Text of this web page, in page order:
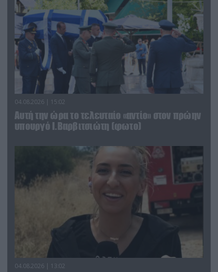
04.08.2026 | 15:02
Αυτή την ώρα το τελευταίο «αντίο» στον πρώην
υπουργό Ι.Βαρβιτσιώτη (φωτο)
04.08.2026 | 13:02